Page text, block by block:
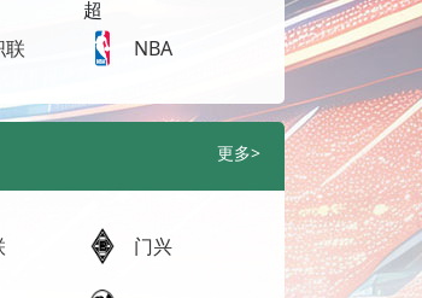
联 NBA
更多>
门兴